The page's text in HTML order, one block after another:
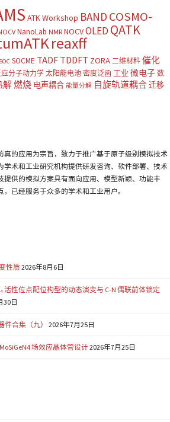
ATK Workshop BAND COSMO-
NanoLab NMR NOCVOLED QATK
reaxff
SOC SOCME TADF TDDFT ZORA 二维材料 催化
应分子动力学 太阳能电池 密度泛函 工业 微电子 数
解燃烧 电声耦合 能量分解 自旋轨道耦合迁移
真的应用为宗旨，致力于推广基于原子级别模拟技术
学术和工业研究机构提供研发咨询、软件部署、技术
提供的模拟方案具有面向应用、模型新颖、功能丰
已经服务于众多的学术和工业用户。
性质2026年8月6日
活性位点配位构型的动态演变与 C-N 偶联前体锁定
30日
件合集（九） 2026年7月25日
场效应晶体管设计2026年7月25日